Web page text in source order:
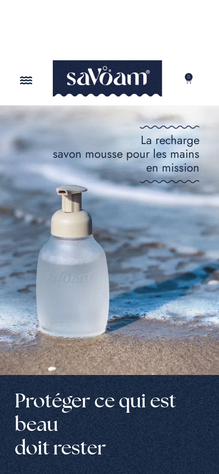
0
La recharge
savon mousse pour les mains
en mission
Protéger ce qui est
beau
doit rester